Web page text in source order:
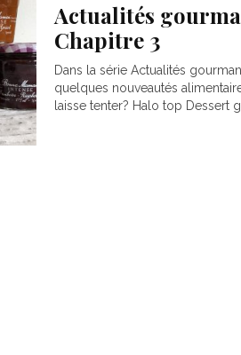
Actualités
Chapitre 3
Dans la série Actualités
quelques nouveautés
laisse tenter? Halo top Dessert